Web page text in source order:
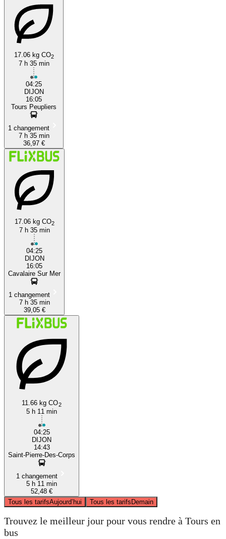
17.06 kg CO2
7 h 35 min
04:25
DIJON
16:05
Tours Peupliers
1 changement
7 h 35 min
36,97 €
17.06 kg CO2
7 h 35 min
04:25
DIJON
16:05
Cavalaire Sur Mer
1 changement
7 h 35 min
39,05 €
11.66 kg CO2
5 h 11 min
04:25
DIJON
14:43
Saint-Pierre-Des-Corps
1 changement
5 h 11 min
52,48 €
Tous les tarifsAujourd’hui Tous les tarifsDemain
Trouvez le meilleur jour pour vous rendre à Tours en
bus